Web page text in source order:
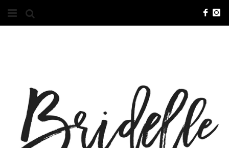
O NAS
KONTAKT
REKLAMA